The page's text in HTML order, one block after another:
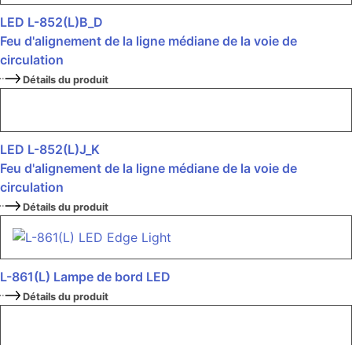
LED L-852(L)B_D
Feu d'alignement de la ligne médiane de la voie de
circulation
Détails du produit
LED L-852(L)J_K
Feu d'alignement de la ligne médiane de la voie de
circulation
Détails du produit
L-861(L) Lampe de bord LED
Détails du produit